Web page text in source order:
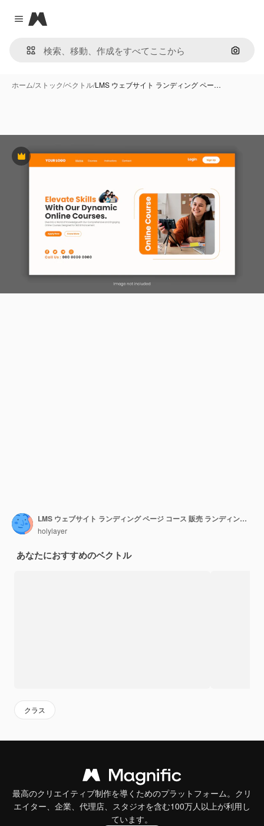
Close menu
Magnific
画像で
ホーム/ストック/ベクトル/LMS ウェブサイト ランディング ペー…
Premium
LMS ウェブサイト ランディング ページ コース 販売 ランディングページ ホームページ バナー デザイン
holylayer
あなたにおすすめのベクトル
クラス
最高のクリエイティブ制作を導くためのプラットフォーム。クリ
エイター、企業、代理店、スタジオを含む100万人以上が利用し
ています。